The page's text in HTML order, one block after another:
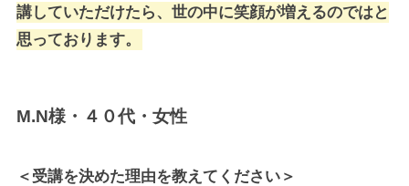
講していただけたら、世の中に笑顔が増えるのではと
思っております。
M.N様・４０代・女性
＜受講を決めた理由を教えてください＞